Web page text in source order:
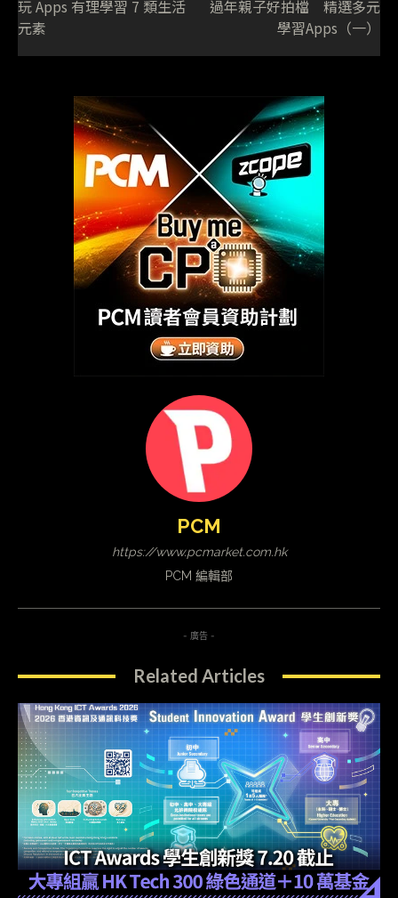
玩 Apps 有理學習 7 類生活
元素
過年親子好拍檔 精選多元
學習Apps（一）
PCM
https://www.pcmarket.com.hk
PCM 編輯部
- 廣告 -
Related Articles